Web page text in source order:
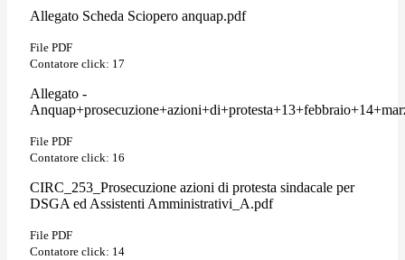
Allegato Scheda Sciopero anquap.pdf
File PDF
Contatore click: 17
Allegato -
File PDF
Contatore click: 16
CIRC_253_Prosecuzione azioni di protesta sindacale per
DSGA ed Assistenti Amministrativi_A.pdf
File PDF
Contatore click: 14